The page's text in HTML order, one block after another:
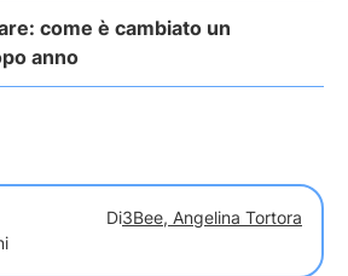
come è cambiato un
anno
Di3Bee, Angelina Tortora